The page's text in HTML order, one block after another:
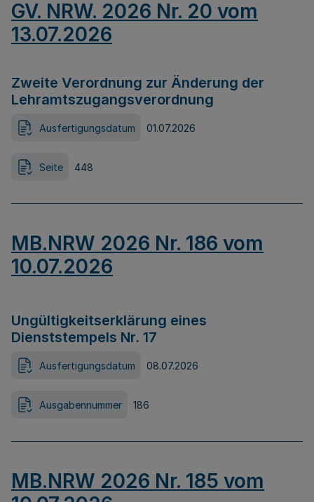
GV. NRW. 2026 Nr. 20 vom
13.07.2026
Zweite Verordnung zur Änderung der
Lehramtszugangsverordnung
Ausfertigungsdatum 01.07.2026
Seite 448
MB.NRW 2026 Nr. 186 vom
10.07.2026
Ungültigkeitserklärung eines
Dienststempels Nr. 17
Ausfertigungsdatum 08.07.2026
Ausgabennummer 186
MB.NRW 2026 Nr. 185 vom